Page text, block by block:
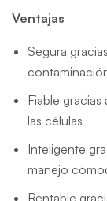
Ventajas
Segura
Fiable
las células
Inteligente
manejo
Rentable